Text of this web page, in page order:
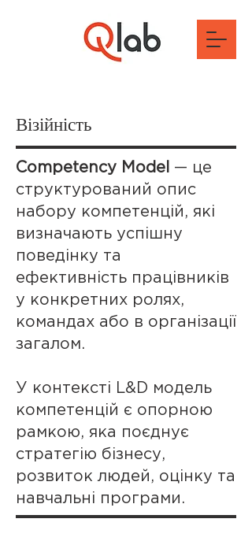
Візійність
Competency Model — це
структурований опис
набору компетенцій, які
визначають успішну
поведінку та
ефективність працівників
у конкретних ролях,
командах або в організації
загалом.
У контексті L&D модель
компетенцій є опорною
рамкою, яка поєднує
стратегію бізнесу,
розвиток людей, оцінку та
навчальні програми.